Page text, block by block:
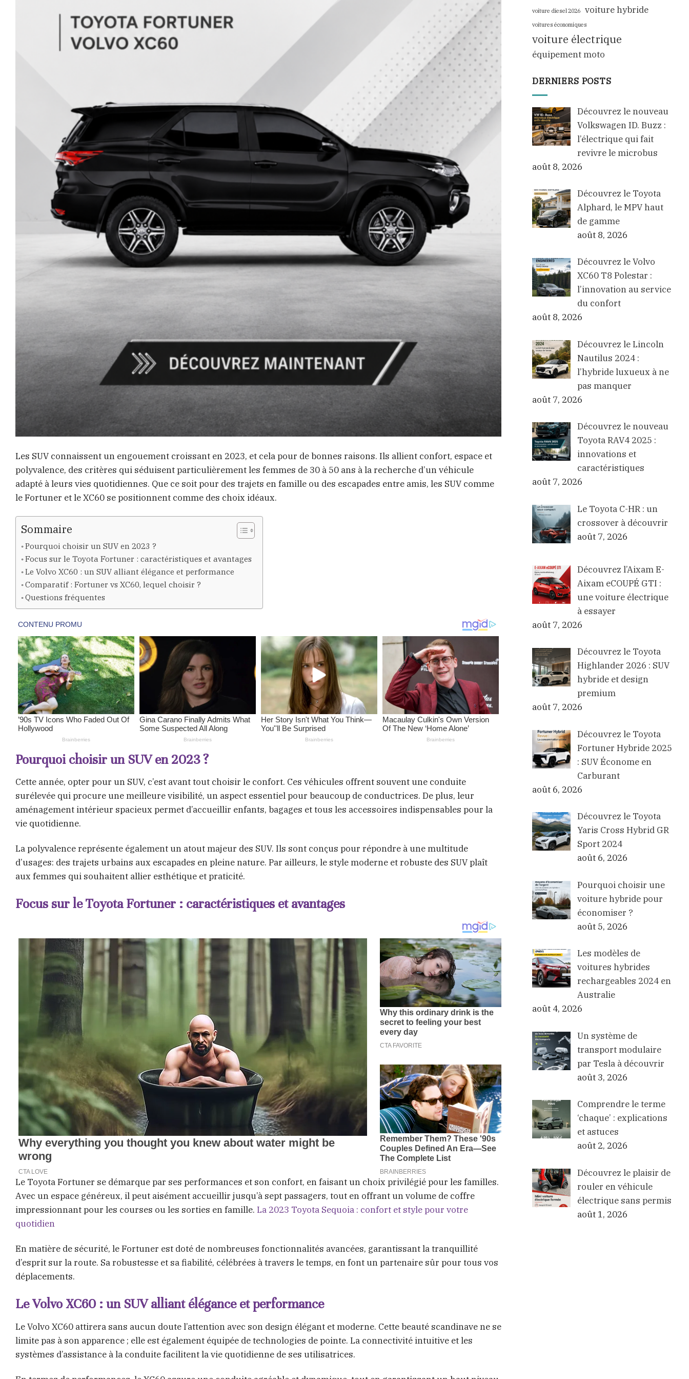
Les SUV connaissent un engouement croissant en 2023, et cela pour de bonnes raisons. Ils allient confort, espace et
polyvalence, des critères qui séduisent particulièrement les femmes de 30 à 50 ans à la recherche d’un véhicule
adapté à leurs vies quotidiennes. Que ce soit pour des trajets en famille ou des escapades entre amis, les SUV comme
le Fortuner et le XC60 se positionnent comme des choix idéaux.
Sommaire
Pourquoi choisir un SUV en 2023 ?
Focus sur le Toyota Fortuner : caractéristiques et avantages
Le Volvo XC60 : un SUV alliant élégance et performance
Comparatif : Fortuner vs XC60, lequel choisir ?
Questions fréquentes
Pourquoi choisir un SUV en 2023 ?
Cette année, opter pour un SUV, c’est avant tout choisir le confort. Ces véhicules offrent souvent une conduite
surélevée qui procure une meilleure visibilité, un aspect essentiel pour beaucoup de conductrices. De plus, leur
aménagement intérieur spacieux permet d’accueillir enfants, bagages et tous les accessoires indispensables pour la
vie quotidienne.
La polyvalence représente également un atout majeur des SUV. Ils sont conçus pour répondre à une multitude
d’usages: des trajets urbains aux escapades en pleine nature. Par ailleurs, le style moderne et robuste des SUV plaît
aux femmes qui souhaitent allier esthétique et praticité.
Focus sur le Toyota Fortuner : caractéristiques et avantages
Le Toyota Fortuner se démarque par ses performances et son confort, en faisant un choix privilégié pour les familles.
Avec un espace généreux, il peut aisément accueillir jusqu’à sept passagers, tout en offrant un volume de coffre
impressionnant pour les courses ou les sorties en famille. La 2023 Toyota Sequoia : confort et style pour votre
quotidien
En matière de sécurité, le Fortuner est doté de nombreuses fonctionnalités avancées, garantissant la tranquillité
d’esprit sur la route. Sa robustesse et sa fiabilité, célébrées à travers le temps, en font un partenaire sûr pour tous vos
déplacements.
Le Volvo XC60 : un SUV alliant élégance et performance
Le Volvo XC60 attirera sans aucun doute l’attention avec son design élégant et moderne. Cette beauté scandinave ne se
limite pas à son apparence ; elle est également équipée de technologies de pointe. La connectivité intuitive et les
systèmes d’assistance à la conduite facilitent la vie quotidienne de ses utilisatrices.
voiture diesel 2026 voiture hybride
voitures économiques
voiture électrique
équipement moto
DERNIERS POSTS
Découvrez le nouveau
Volkswagen ID. Buzz :
l’électrique qui fait
revivre le microbus
août 8, 2026
Découvrez le Toyota
Alphard, le MPV haut
de gamme
août 8, 2026
Découvrez le Volvo
XC60 T8 Polestar :
l’innovation au service
du confort
août 8, 2026
Découvrez le Lincoln
Nautilus 2024 :
l’hybride luxueux à ne
pas manquer
août 7, 2026
Découvrez le nouveau
Toyota RAV4 2025 :
innovations et
caractéristiques
août 7, 2026
Le Toyota C-HR : un
crossover à découvrir
août 7, 2026
Découvrez l’Aixam E-
Aixam eCOUPÉ GTI :
une voiture électrique
à essayer
août 7, 2026
Découvrez le Toyota
Highlander 2026 : SUV
hybride et design
premium
août 7, 2026
Découvrez le Toyota
Fortuner Hybride 2025
: SUV Économe en
Carburant
août 6, 2026
Découvrez le Toyota
Yaris Cross Hybrid GR
Sport 2024
août 6, 2026
Pourquoi choisir une
voiture hybride pour
économiser ?
août 5, 2026
Les modèles de
voitures hybrides
rechargeables 2024 en
Australie
août 4, 2026
Un système de
transport modulaire
par Tesla à découvrir
août 3, 2026
Comprendre le terme
‘chaque’ : explications
et astuces
août 2, 2026
Découvrez le plaisir de
rouler en véhicule
électrique sans permis
août 1, 2026